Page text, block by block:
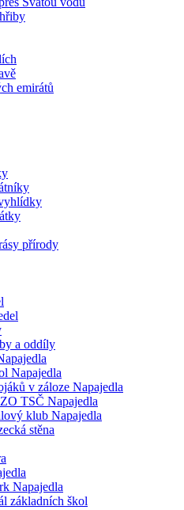
emirátů
přírody
a oddíly
Napajedla
v záloze Napajedla
TSČ Napajedla
klub Napajedla
stěna
Napajedla
základních škol